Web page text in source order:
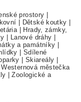
prostory
Dětské koutky
|
Hrady, zámky,
Lanové dráhy
a památníky
Sdílené
Skiareály
Westernová městečka
|Zoologické a